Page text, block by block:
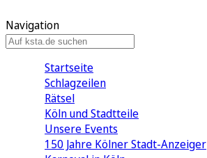
Navigation
Startseite
Schlagzeilen
Rätsel
Köln und Stadtteile
Unsere Events
150 Jahre Kölner Stadt-Anzeiger